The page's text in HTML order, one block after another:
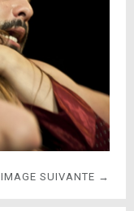
IMAGE SUIVANTE →